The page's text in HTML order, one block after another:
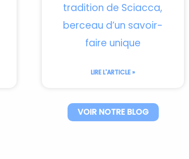
tradition de Sciacca,
berceau d’un savoir-
faire unique
LIRE L'ARTICLE »
VOIR NOTRE BLOG